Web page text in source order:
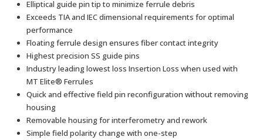
Elliptical guide pin tip to minimize ferrule debris
Exceeds TIA and IEC dimensional requirements for optimal
performance
Floating ferrule design ensures fiber contact integrity
Highest precision SS guide pins
Industry leading lowest loss Insertion Loss when used with
MT Elite® Ferrules
Quick and effective field pin reconfiguration without removing
housing
Removable housing for interferometry and rework
Simple field polarity change with one-step